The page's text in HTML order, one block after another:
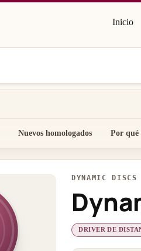
Inicio
Nuevos homologados Por qué
DYNAMIC DISCS
DRIVER DE